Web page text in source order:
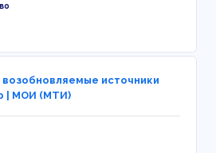
источники
| МОИ (МТИ)